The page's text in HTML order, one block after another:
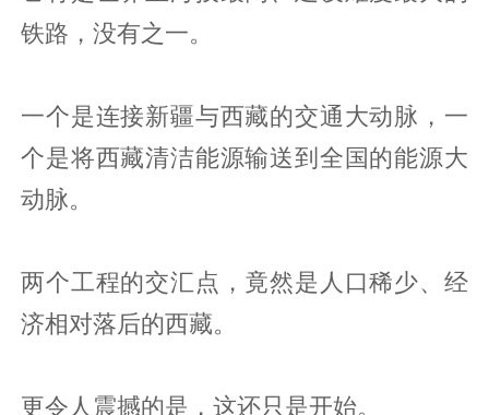
铁路，没有之一。
一个是连接新疆与西藏的交通大动脉，一
个是将西藏清洁能源输送到全国的能源大
动脉。
两个工程的交汇点，竟然是人口稀少、经
济相对落后的西藏。
更令人震撼的是，这还只是开始。